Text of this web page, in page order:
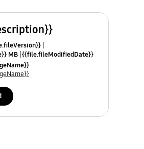
MB {{file.fileModifiedDate}}